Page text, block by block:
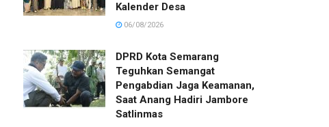
Kalender Desa
06/08/2026
DPRD Kota Semarang
Teguhkan Semangat
Pengabdian Jaga Keamanan,
Saat Anang Hadiri Jambore
Satlinmas